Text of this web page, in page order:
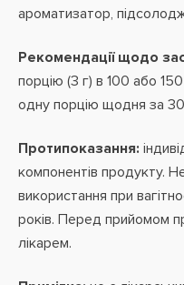
ароматизатор,
Рекомендації щодо
порцію (3 г) в 100 або
одну порцію щодня за
Протипоказання:
компонентів продукту.
використання при
років. Перед прийомом
лікарем.